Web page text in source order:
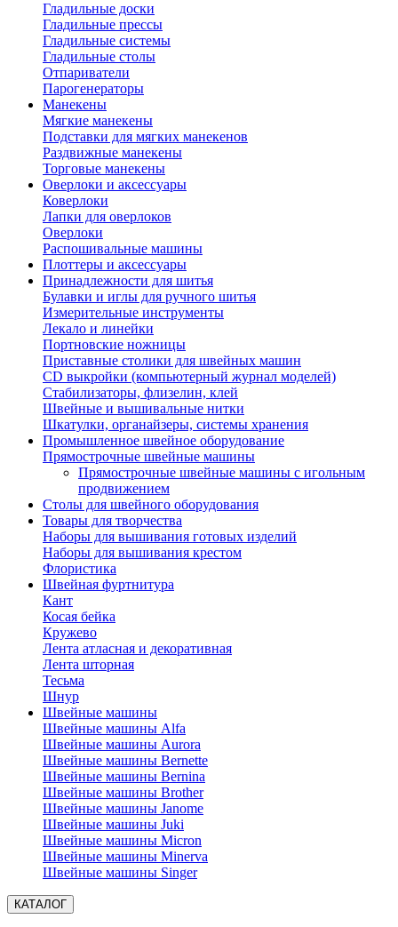
Гладильные доски
Гладильные прессы
Гладильные системы
Гладильные столы
Отпариватели
Парогенераторы
Манекены
Мягкие манекены
Подставки для мягких манекенов
Раздвижные манекены
Торговые манекены
Оверлоки и аксессуары
Коверлоки
Лапки для оверлоков
Оверлоки
Распошивальные машины
Плоттеры и аксессуары
Принадлежности для шитья
Булавки и иглы для ручного шитья
Измерительные инструменты
Лекало и линейки
Портновские ножницы
Приставные столики для швейных машин
СD выкройки (компьютерный журнал моделей)
Стабилизаторы, флизелин, клей
Швейные и вышивальные нитки
Шкатулки, органайзеры, системы хранения
Промышленное швейное оборудование
Прямострочные швейные машины
Прямострочные швейные машины с игольным
продвижением
Столы для швейного оборудования
Товары для творчества
Наборы для вышивания готовых изделий
Наборы для вышивания крестом
Флористика
Швейная фуртнитура
Кант
Косая бейка
Кружево
Лента aтласная и декоративная
Лента шторная
Тесьма
Шнур
Швейные машины
Швейные машины Alfa
Швейные машины Aurora
Швейные машины Bernette
Швейные машины Bernina
Швейные машины Brother
Швейные машины Janome
Швейные машины Juki
Швейные машины Micron
Швейные машины Minerva
Швейные машины Singer
КАТАЛОГ